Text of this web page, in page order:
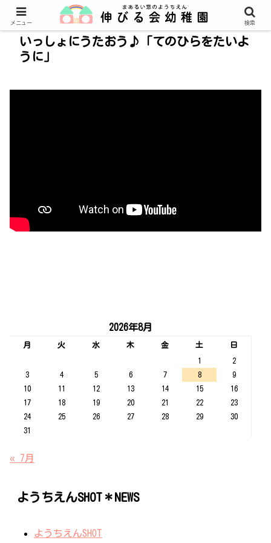
いっしょにうたおう♪「てのひらをたいよ
うに」
2026年8月
月 火 水 木 金 土
日
1
2
3
4 5 6 7 8
9
10
11 12 13 14 15
16
17
18 19 20 21 22
23
24
25 26 27 28 29
30
31
« 7月
ようちえんSHOT＊NEWS
ようちえんSHOT
メニュー 検索